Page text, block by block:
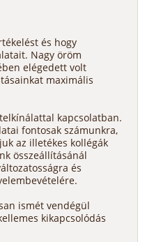
és hogy
Nagy öröm
elégedett volt
maximális
kapcsolatban.
fontosak számunkra,
az illetékes kollégák
összeállításánál
és
ismét vendégül
kikapcsolódás